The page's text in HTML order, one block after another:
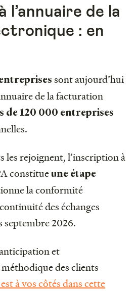
l’annuaire de la
: en
sont aujourd’hui
de la facturation
de 120 000 entreprises
les rejoignent, l’inscription à
constitueune étape
la conformité
des échanges
septembre 2026.
et
des clients
à vos côtés dans cette